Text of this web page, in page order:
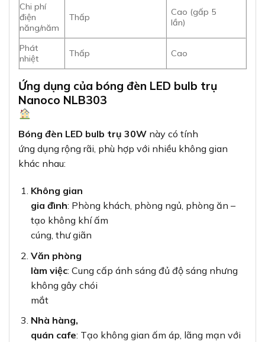
Chi phí
điện
năng/năm
Thấp
Cao (gấp 5
lần)
Phát
nhiệt
Thấp Cao
Ứng dụng của bóng đèn LED bulb trụ
Nanoco NLB303
Bóng đèn LED bulb trụ 30W này có tính
ứng dụng rộng rãi, phù hợp với nhiều không gian
khác nhau:
Không gian
gia đình: Phòng khách, phòng ngủ, phòng ăn –
tạo không khí ấm
cúng, thư giãn
Văn phòng
làm việc: Cung cấp ánh sáng đủ độ sáng nhưng
không gây chói
mắt
Nhà hàng,
quán cafe: Tạo không gian ấm áp, lãng mạn với